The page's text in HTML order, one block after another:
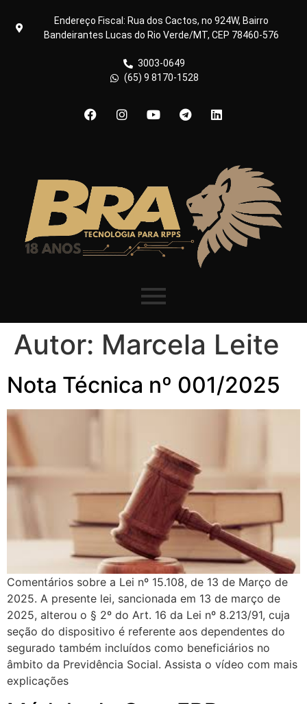
Endereço Fiscal: Rua dos Cactos, no 924W, Bairro
Bandeirantes Lucas do Rio Verde/MT, CEP 78460-576
3003-0649
(65) 9 8170-1528
Autor: Marcela Leite
Nota Técnica nº 001/2025
Comentários sobre a Lei nº 15.108, de 13 de Março de
2025. A presente lei, sancionada em 13 de março de
2025, alterou o § 2º do Art. 16 da Lei nº 8.213/91, cuja
seção do dispositivo é referente aos dependentes do
segurado também incluídos como beneficiários no
âmbito da Previdência Social. Assista o vídeo com mais
explicações